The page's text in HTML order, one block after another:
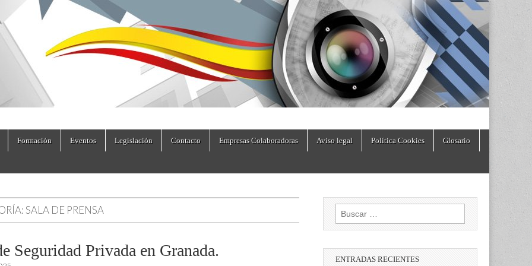
Formación Eventos Legislación Contacto Empresas Colaboradoras Aviso legal Política Cookies Glosario
SALA DE PRENSA
Seguridad Privada en Granada.
Buscar:
ENTRADAS RECIENTES